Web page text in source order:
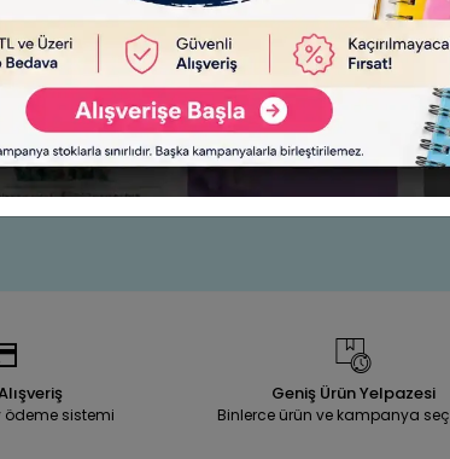
Tüylü Tükenmez Kalem
75,00 TL
Adet
Sepete Ekle
ödeme sistemi
Geniş Ürün Yelpazesi
Binlerce ürün ve kampanya